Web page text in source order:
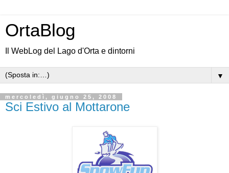
OrtaBlog
Il WebLog del Lago d'Orta e dintorni
▼
mercoledì, giugno 25, 2008
Sci Estivo al Mottarone